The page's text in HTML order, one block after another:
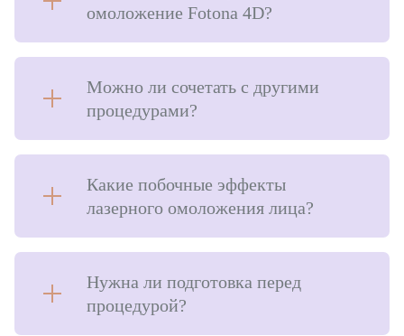
омоложение Fotona 4D?
Можно ли сочетать с другими
процедурами?
Какие побочные эффекты
лазерного омоложения лица?
Нужна ли подготовка перед
процедурой?